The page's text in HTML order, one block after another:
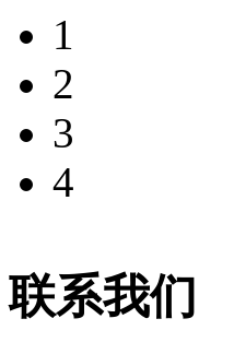
1
2
3
4
联系我们